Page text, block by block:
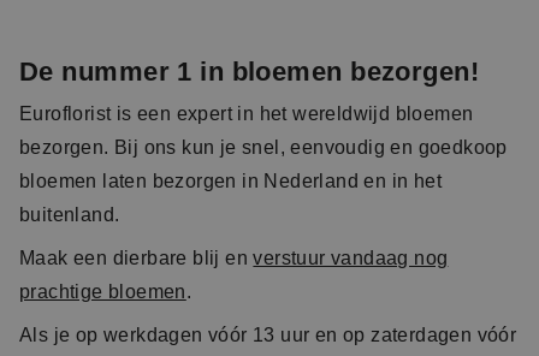
De nummer 1 in bloemen bezorgen!
Euroflorist is een expert in het wereldwijd bloemen
bezorgen. Bij ons kun je snel, eenvoudig en goedkoop
bloemen laten bezorgen in Nederland en in het
buitenland.
Maak een dierbare blij enverstuur vandaag nog
prachtige bloemen.
Als je op werkdagen vóór 13 uur en op zaterdagen vóór